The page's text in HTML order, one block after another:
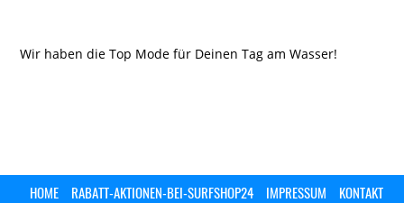
Wir haben die Top Mode für Deinen Tag am Wasser!
HOME RABATT-AKTIONEN-BEI-SURFSHOP24 IMPRESSUM
KONTAKT